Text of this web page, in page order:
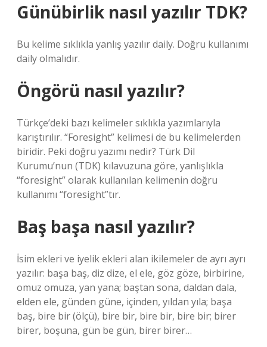
Günübirlik nasıl yazılır TDK?
Bu kelime sıklıkla yanlış yazılır daily. Doğru kullanımı
daily olmalıdır.
Öngörü nasıl yazılır?
Türkçe’deki bazı kelimeler sıklıkla yazımlarıyla
karıştırılır. “Foresight” kelimesi de bu kelimelerden
biridir. Peki doğru yazımı nedir? Türk Dil
Kurumu’nun (TDK) kılavuzuna göre, yanlışlıkla
“foresight” olarak kullanılan kelimenin doğru
kullanımı “foresight”tır.
Baş başa nasıl yazılır?
İsim ekleri ve iyelik ekleri alan ikilemeler de ayrı ayrı
yazılır: başa baş, diz dize, el ele, göz göze, birbirine,
omuz omuza, yan yana; baştan sona, daldan dala,
elden ele, günden güne, içinden, yıldan yıla; başa
baş, bire bir (ölçü), bire bir, bire bir, bire bir; birer
birer, boşuna, gün be gün, birer birer…